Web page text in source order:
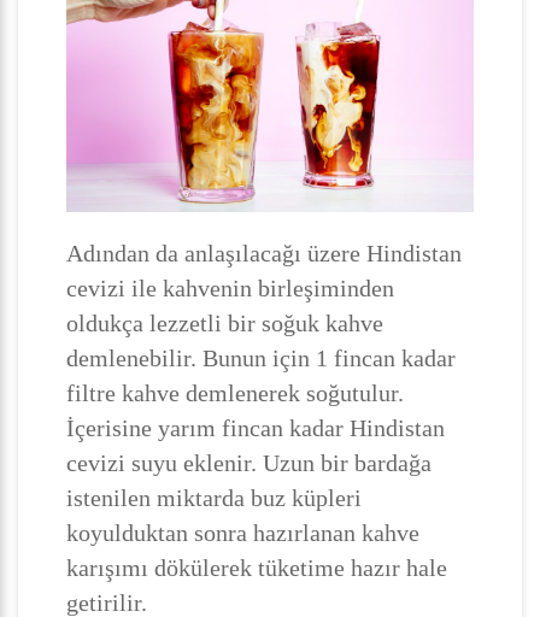
Adından da anlaşılacağı üzere Hindistan
cevizi ile kahvenin birleşiminden
oldukça lezzetli bir soğuk kahve
demlenebilir. Bunun için 1 fincan kadar
filtre kahve demlenerek soğutulur.
İçerisine yarım fincan kadar Hindistan
cevizi suyu eklenir. Uzun bir bardağa
istenilen miktarda buz küpleri
koyulduktan sonra hazırlanan kahve
karışımı dökülerek tüketime hazır hale
getirilir.